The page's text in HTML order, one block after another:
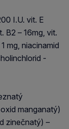
I.U. vit. E
B2 – 16mg, vit.
mg, niacinamid
-
manganatý)
zinečnatý) –